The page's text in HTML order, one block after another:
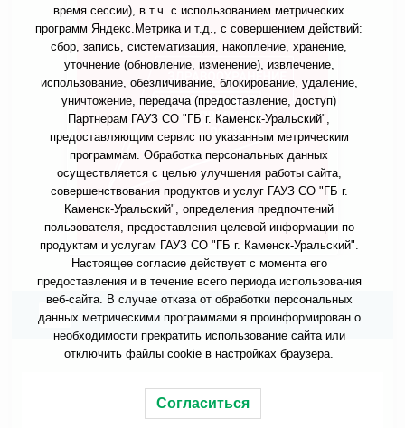
время сессии), в т.ч. с использованием метрических
программ Яндекс.Метрика и т.д., с совершением действий:
сбор, запись, систематизация, накопление, хранение,
уточнение (обновление, изменение), извлечение,
использование, обезличивание, блокирование, удаление,
уничтожение, передача (предоставление, доступ)
Партнерам ГАУЗ СО "ГБ г. Каменск-Уральский",
предоставляющим сервис по указанным метрическим
программам. Обработка персональных данных
осуществляется с целью улучшения работы сайта,
совершенствования продуктов и услуг ГАУЗ СО "ГБ г.
Каменск-Уральский", определения предпочтений
пользователя, предоставления целевой информации по
продуктам и услугам ГАУЗ СО "ГБ г. Каменск-Уральский".
Настоящее согласие действует с момента его
предоставления и в течение всего периода использования
веб-сайта. В случае отказа от обработки персональных
данных метрическими программами я проинформирован о
необходимости прекратить использование сайта или
отключить файлы cookie в настройках браузера.
Согласиться